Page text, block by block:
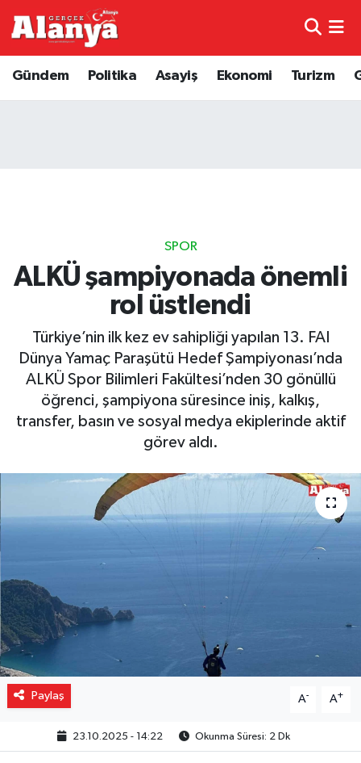
Gündem Politika Asayiş Ekonomi Turizm
SPOR
ALKÜ şampiyonada önemli
rol üstlendi
Türkiye’nin ilk kez ev sahipliği yapılan 13. FAI
Dünya Yamaç Paraşütü Hedef Şampiyonası’nda
ALKÜ Spor Bilimleri Fakültesi’nden 30 gönüllü
öğrenci, şampiyona süresince iniş, kalkış,
transfer, basın ve sosyal medya ekiplerinde aktif
görev aldı.
Paylaş A- A+
23.10.2025 - 14:22 Okunma Süresi: 2 Dk
Genel
Diğer
Ekonomi
Gizlilik İlkeleri - Privacy Policy
Güncel
Gündem
Politika
Turizm
Trafik Durumu
Haber Arşivi